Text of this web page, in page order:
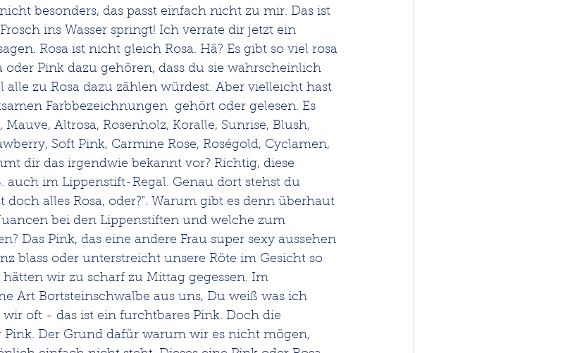
besonders, das passt einfach nicht zu mir. Das ist
ins Wasser springt! Ich verrate dir jetzt ein
Rosa ist nicht gleich Rosa. Hä? Es gibt so viel rosa
oder Pink dazu gehören, dass du sie wahrscheinlich
zu Rosa dazu zählen würdest. Aber vielleicht hast
Farbbezeichnungen  gehört oder gelesen. Es
Mauve, Altrosa, Rosenholz, Koralle, Sunrise, Blush,
Soft Pink, Carmine Rose, Roségold, Cyclamen,
dir das irgendwie bekannt vor? Richtig, diese
auch im Lippenstift-Regal. Genau dort stehst du
doch alles Rosa, oder?". Warum gibt es denn überhaut
bei den Lippenstiften und welche zum
Das Pink, das eine andere Frau super sexy aussehen
blass oder unterstreicht unsere Röte im Gesicht so
hätten wir zu scharf zu Mittag gegessen. Im
Art Bortsteinschwalbe aus uns, Du weiß was ich
oft - das ist ein furchtbares Pink. Doch die
Pink. Der Grund dafür warum wir es nicht mögen,